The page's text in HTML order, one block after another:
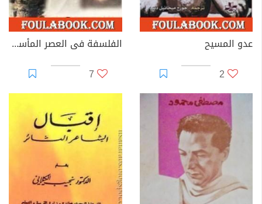
عدو المسيح
2
الفلسفة فى العصر المأساوى الإغريقى
7